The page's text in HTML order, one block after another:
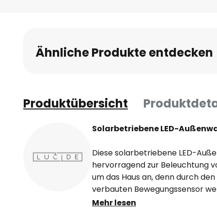
springen
Ähnliche Produkte entdecken
Produktübersicht
Solarbetriebene LED-
Diese solarbetriebene LED-
hervorragend zur Beleuchtung
um das Haus an, denn durch
verbauten Bewegungssensor
rechtzeitig erkannt und es
Mehr lesen